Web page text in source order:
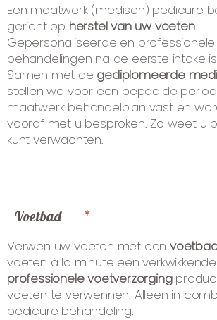
Een maatwerk (medisch) pedicure
gericht op herstel van uw voeten.
Gepersonaliseerde en
behandelingen na de eerste intake
Samen met de gediplomeerde
stellen we voor een bepaalde
maatwerk behandelplan vast en
vooraf met u besproken. Zo weet u
kunt verwachten.
Voetbad
Verwen uw voeten met een
voeten à la minute een
professionele voetverzorging
voeten te verwennen. Alleen in
pedicure behandeling.